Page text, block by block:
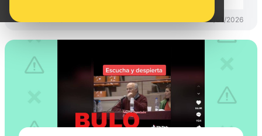
PREBUNKING 12/01/2026